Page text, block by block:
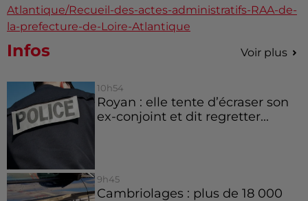
Atlantique/Recueil-des-actes-administratifs-RAA-de-
la-prefecture-de-Loire-Atlantique
Infos Voir plus
10h54
Royan : elle tente d’écraser son
ex-conjoint et dit regretter...
9h45
Cambriolages : plus de 18 000